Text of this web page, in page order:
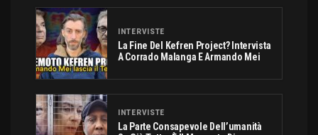
INTERVISTE
La Fine Del Kefren Project? Intervista
A Corrado Malanga E Armando Mei
INTERVISTE
La Parte Consapevole Dell’umanità